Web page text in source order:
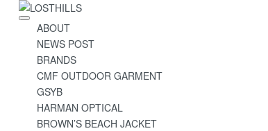
ABOUT
NEWS POST
BRANDS
CMF OUTDOOR GARMENT
GSYB
HARMAN OPTICAL
BROWN’S BEACH JACKET